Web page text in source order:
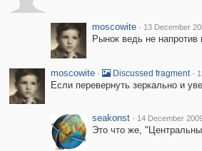
moscowite · 13 December
Рынок ведь не
moscowite · Discussed fragment ·
Если перевернуть зеркально и
seakonst · 14 December
Это что же,